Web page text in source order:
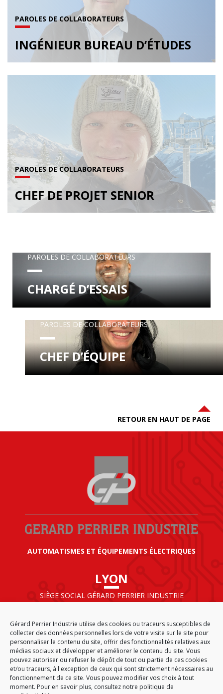
Gérard Perrier Industrie utilise des cookies ou traceurs susceptibles de
collecter des données personnelles lors de votre visite sur le site pour
personnaliser le contenu du site, offrir des fonctionnalités relatives aux
médias sociaux et développer et améliorer le contenu du site. Vous
pouvez autoriser ou refuser le dépôt de tout ou partie de ces cookies
et/ou traceurs, à l'exception de ceux qui sont strictement nécessaires au
fonctionnement de ce site. Vous pouvez modifier vos choix à tout
moment. Pour en savoir plus, consultez notre politique de
PAROLES DE COLLABORATEURS
INGÉNIEUR BUREAU D’ÉTUDES
PAROLES DE COLLABORATEURS
CHEF DE PROJET SENIOR
PAROLES DE COLLABORATEURS
CHARGÉ D’ESSAIS
PAROLES DE COLLABORATEURS
CHEF D’ÉQUIPE
RETOUR EN HAUT DE PAGE
AUTOMATISMES ET ÉQUIPEMENTS ÉLECTRIQUES
LYON
SIÈGE SOCIAL GÉRARD PERRIER INDUSTRIE
69125 LYON AÉROPORT SAINT EXUPÉRY
FRANCE
ACCUEIL CGA PLAN DU SITE
MENTIONS LÉGALES